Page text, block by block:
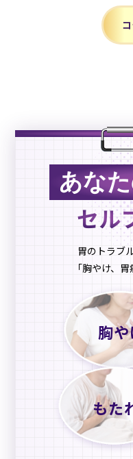
あな
セル
胃のトラブ
「胸やけ、
胸
もた